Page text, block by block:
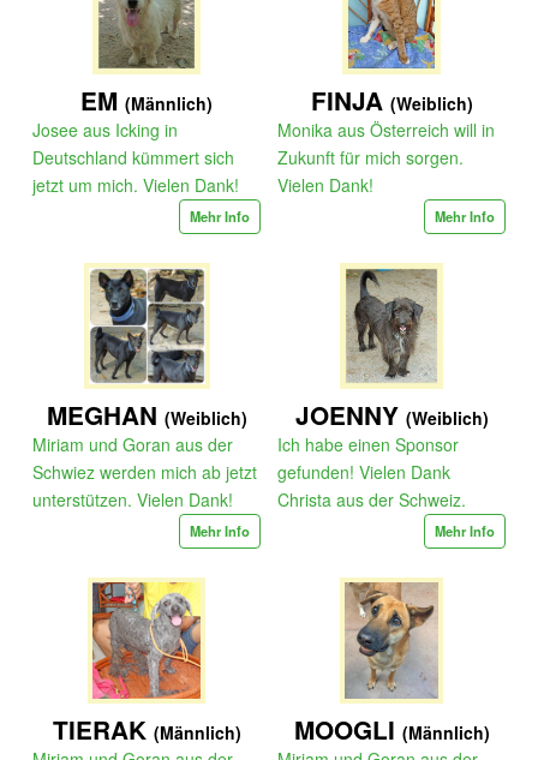
EM (Männlich)
Josee aus Icking in
Deutschland kümmert sich
jetzt um mich. Vielen Dank!
Mehr Info
FINJA (Weiblich)
Monika aus Österreich will in
Zukunft für mich sorgen.
Vielen Dank!
Mehr Info
MEGHAN (Weiblich)
Miriam und Goran aus der
Schwiez werden mich ab jetzt
unterstützen. Vielen Dank!
Mehr Info
JOENNY (Weiblich)
Ich habe einen Sponsor
gefunden! Vielen Dank
Christa aus der Schweiz.
Mehr Info
TIERAK (Männlich)
MOOGLI (Männlich)